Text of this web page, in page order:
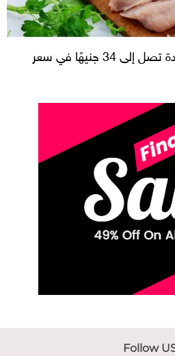
ارتفاع أسعار الدواجن.. وزيادة تصل إلى 34 جنيهًا في سعر
Follow